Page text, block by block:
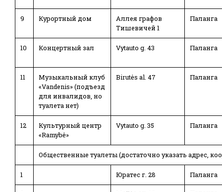
9 Курортный дом
Аллея графов
Тишевичей 1
Паланга
10 Концертный зал Vytauto g. 43 Паланга
11
Музыкальный клуб
«Vandenis» (подъезд
для инвалидов, но
туалета нет)
Birutės al. 47 Паланга
12
Культурный центр
«Ramybė»
Vytauto g. 35 Паланга
Общественные туалеты (достаточно указать адрес,
1 Юратес г. 28 Паланга